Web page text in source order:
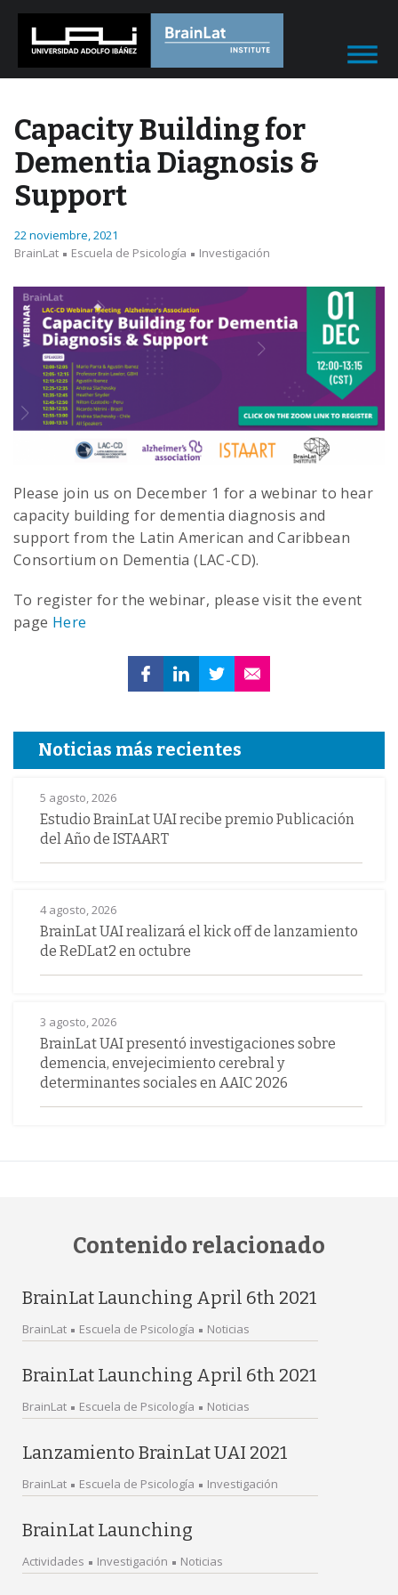
Capacity Building for
Dementia Diagnosis &
Support
22 noviembre, 2021
BrainLat
Escuela de Psicología Investigación
Please join us on December 1 for a webinar to hear
capacity building for dementia diagnosis and
support from the Latin American and Caribbean
Consortium on Dementia (LAC-CD).
To register for the webinar, please visit the event
page Here
Noticias más recientes
5 agosto, 2026
Estudio BrainLat UAI recibe premio Publicación
del Año de ISTAART
4 agosto, 2026
BrainLat UAI realizará el kick off de lanzamiento
de ReDLat2 en octubre
3 agosto, 2026
BrainLat UAI presentó investigaciones sobre
demencia, envejecimiento cerebral y
determinantes sociales en AAIC 2026
Contenido relacionado
BrainLat Launching April 6th 2021
BrainLat Escuela de Psicología Noticias
BrainLat Launching April 6th 2021
BrainLat Escuela de Psicología Noticias
Lanzamiento BrainLat UAI 2021
BrainLat Escuela de Psicología Investigación
BrainLat Launching
Actividades Investigación Noticias